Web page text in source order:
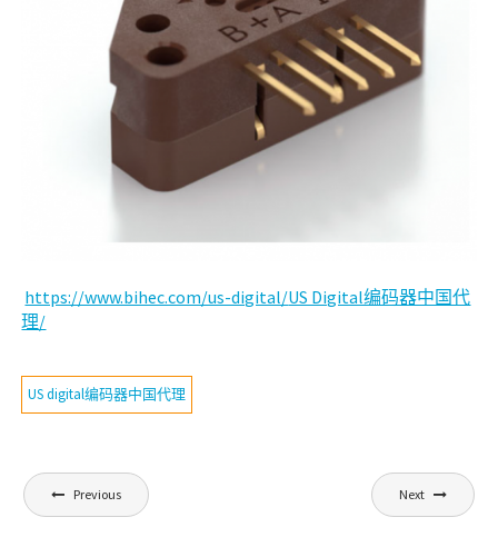
https://www.bihec.com/us-digital/US Digital编码器中国代
理/
US digital编码器中国代理
文
章
Previous Next